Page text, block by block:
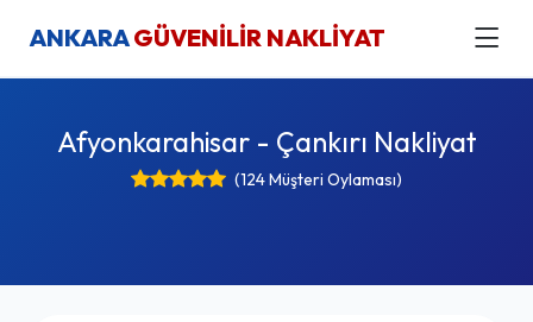
ANKARAGÜVENİLİR NAKLİYAT
Afyonkarahisar - Çankırı Nakliyat
(124 Müşteri Oylaması)